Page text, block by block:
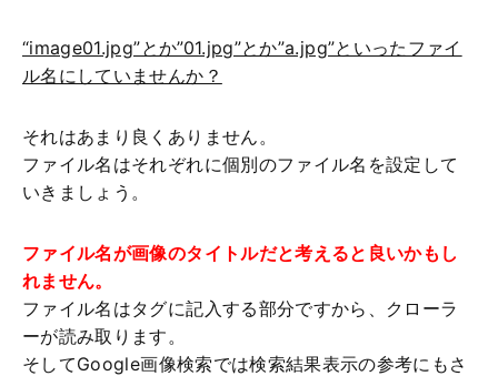
“image01.jpg”とか”01.jpg”とか”a.jpg”といったファイ
ル名にしていませんか？
それはあまり良くありません。
ファイル名はそれぞれに個別のファイル名を設定して
いきましょう。
ファイル名が画像のタイトルだと考えると良いかもし
れません。
ファイル名はタグに記入する部分ですから、クローラ
ーが読み取ります。
そしてGoogle画像検索では検索結果表示の参考にもさ